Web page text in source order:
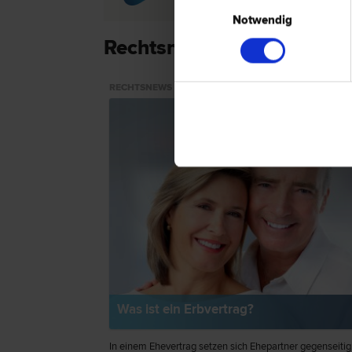
Notwendig
Rechtsnews &
Was ist ein Erbvertrag?
In einem Ehevertrag setzen sich Ehepartner